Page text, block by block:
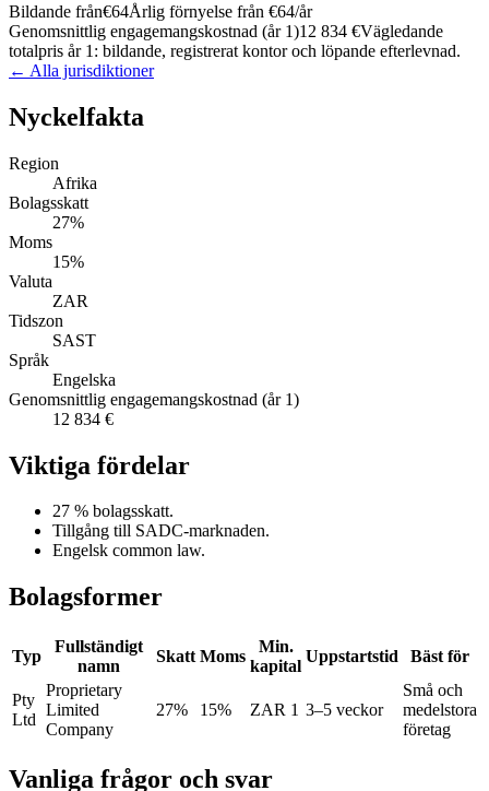
Bildande från€64Årlig förnyelse från €64/år
Genomsnittlig engagemangskostnad (år 1)12 834 €Vägledande
totalpris år 1: bildande, registrerat kontor och löpande efterlevnad.
← Alla jurisdiktioner
Nyckelfakta
Region
Afrika
Bolagsskatt
27%
Moms
15%
Valuta
ZAR
Tidszon
SAST
Språk
Engelska
Genomsnittlig engagemangskostnad (år 1)
12 834 €
Viktiga fördelar
27 % bolagsskatt.
Tillgång till SADC-marknaden.
Engelsk common law.
Bolagsformer
Typ
Fullständigt
namn
Skatt Moms
Min.
kapital
Uppstartstid Bäst för
Pty
Ltd
Proprietary
Limited
Company
27% 15% ZAR 1 3–5 veckor
Små och
medelstora
företag
Vanliga frågor och svar